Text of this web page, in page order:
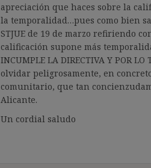
apreciación que haces sobre la
la temporalidad…pues como bien
STJUE de 19 de marzo refiriendo
calificación supone más
INCUMPLE LA DIRECTIVA Y POR
olvidar peligrosamente, en
comunitario, que tan
Alicante.
Un cordial saludo